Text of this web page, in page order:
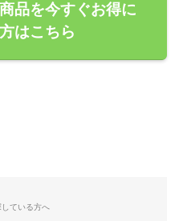
品を今すぐお得に
はこちら
ている方へ